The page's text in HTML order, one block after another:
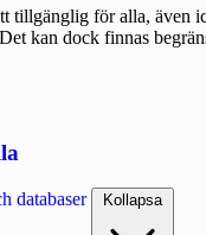
tillgänglig för alla, även
kan dock finnas
databaser Kollapsa